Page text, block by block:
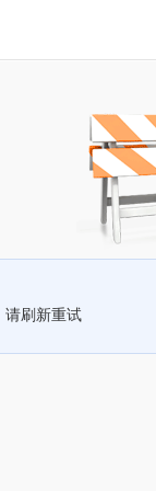
请刷新重试